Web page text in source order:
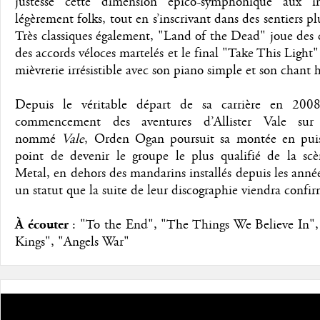
légèrement folks, tout en s’inscrivant dans des sentiers
Très classiques également, "Land of the Dead" joue
des accords véloces martelés et le final "Take This Light"
mièvrerie irrésistible avec son piano simple et son chant
Depuis le véritable départ de sa carrière en
commencement des aventures d’Allister Vale
nommé Vale, Orden Ogan poursuit sa montée en
point de devenir le groupe le plus qualifié de la
Metal, en dehors des mandarins installés depuis les
un statut que la suite de leur discographie viendra
À écouter: "To the End", "The Things We Believe
Kings", "Angels War"